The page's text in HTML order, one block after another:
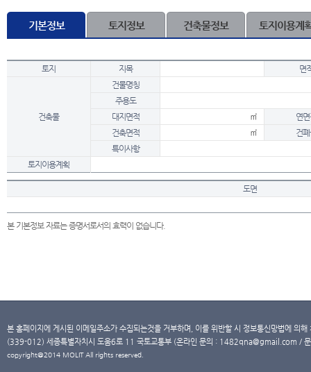
기본정보 토지정보 건축물정보 토지이용계
토지 지목 면
건축물
건물명칭
주용도
대지면적
㎡
연
건축면적
㎡
건
특이사항
토지이용계획
도면
본 기본정보 자료는 증명서로서의 효력이 없습니다.
본 홈페이지에 게시된 이메일주소가 수집되는것을 거부하며, 이를 위반할 시 정보통신망법에 의
(339-012) 세종특별자치시 도움6로 11 국토교통부 (온라인 문의 : 1482qna@gmail.com /
copyright@2014 MOLIT All rights reserved.